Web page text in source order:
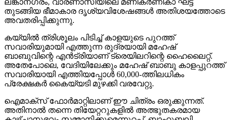
ബാബുവിന്റെ എന്‍ട്രിയാണ് ട്രെയിലറിന്റെ ഹൈലൈറ്റ്.
അതേപോലെ, വേദിയിലേക്കും മഹേഷ് ബാബു കാളപ്പുറത്ത്
സവാരിയായി എത്തിയപ്പോള്‍ 60,000-ത്തിലധികം
പ്രേക്ഷകര്‍ കൈയ്യടി മുഴക്കി വരവേറ്റു.
ഐമാക്‌സ് ഫോര്‍മാറ്റിലാണ് ഈ ചിത്രം ഒരുക്കുന്നത്.
അതിനാല്‍ തന്നെ തിയേറ്ററുകളില്‍ അത്ഭുതകരമായ
കാഴ്ചാനുഭവം സമ്മാനിക്കുമെന്നുറപ്പ്. ബാഹുബലി,
ഞഞഞ എന്നിവയുടെ സംവിധായകന്‍ രാജമൗലിയുടെ
ഈ ബ്രഹ്‌മാണ്ഡ പ്രോജക്റ്റ് 2027-ല്‍ തിയേറ്ററുകളിലേക്ക്
എത്തും.